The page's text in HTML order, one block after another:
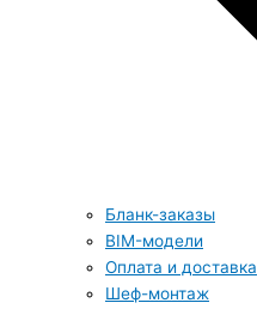
Бланк-заказы
BIM-модели
Оплата и доставка
Шеф-монтаж